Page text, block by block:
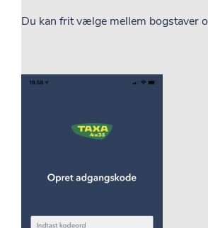
Du kan frit vælge mellem bogstaver